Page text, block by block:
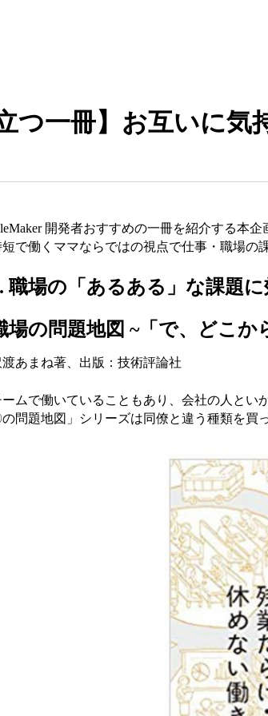
つ一冊】お互いに
開発者おすすめの一冊を紹介する本
短で働くママならではの視点で仕事・職場の
職場の「あるある」な課題
場の問題地図 ~「で、どこか
渡あまね著、出版：技術評論社
ームで働いていることもあり、会社の人とい
の問題地図」シリーズは同僚と違う種類を買